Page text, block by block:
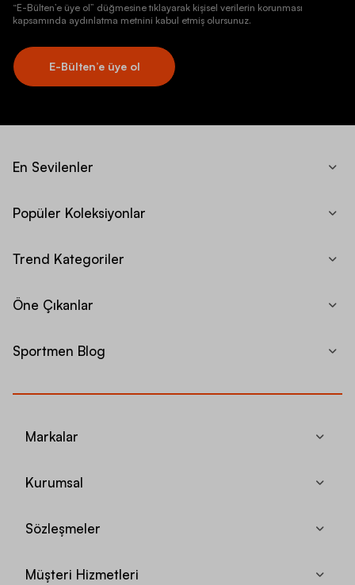
“E-Bülten’e üye ol” düğmesine tıklayarak kişisel verilerin korunması
kapsamında aydınlatma metnini kabul etmiş olursunuz.
E-Bülten’e üye ol
En Sevilenler
Popüler Koleksiyonlar
Trend Kategoriler
Öne Çıkanlar
Sportmen Blog
Markalar
Kurumsal
Sözleşmeler
Müşteri Hizmetleri